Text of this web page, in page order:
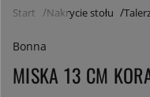
Start Nakrycie stołu
Bonna
MISKA 13 CM